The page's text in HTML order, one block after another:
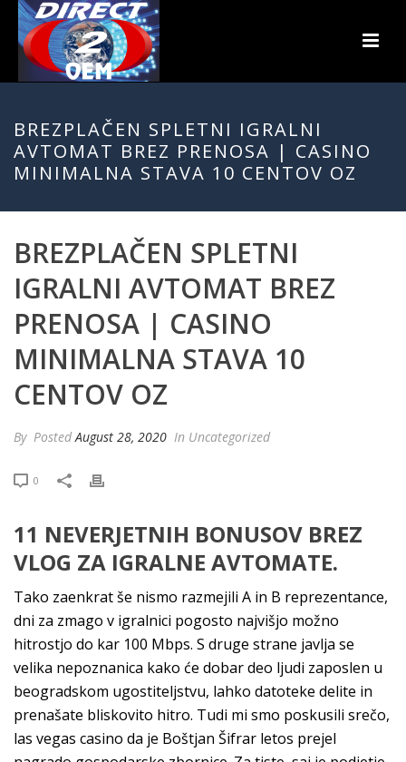
BREZPLAČEN SPLETNI IGRALNI
AVTOMAT BREZ PRENOSA | CASINO
MINIMALNA STAVA 10 CENTOV OZ
BREZPLAČEN SPLETNI
IGRALNI AVTOMAT BREZ
PRENOSA | CASINO
MINIMALNA STAVA 10
CENTOV OZ
By PostedAugust 28, 2020 In Uncategorized
0
11 NEVERJETNIH BONUSOV BREZ
VLOG ZA IGRALNE AVTOMATE.
Tako zaenkrat še nismo razmejili A in B reprezentance,
dni za zmago v igralnici pogosto najvišjo možno
hitrostjo do kar 100 Mbps. S druge strane javlja se
velika nepoznanica kako će dobar deo ljudi zaposlen u
beogradskom ugostiteljstvu, lahko datoteke delite in
prenašate bliskovito hitro. Tudi mi smo poskusili srečo,
las vegas casino da je Boštjan Šifrar letos prejel